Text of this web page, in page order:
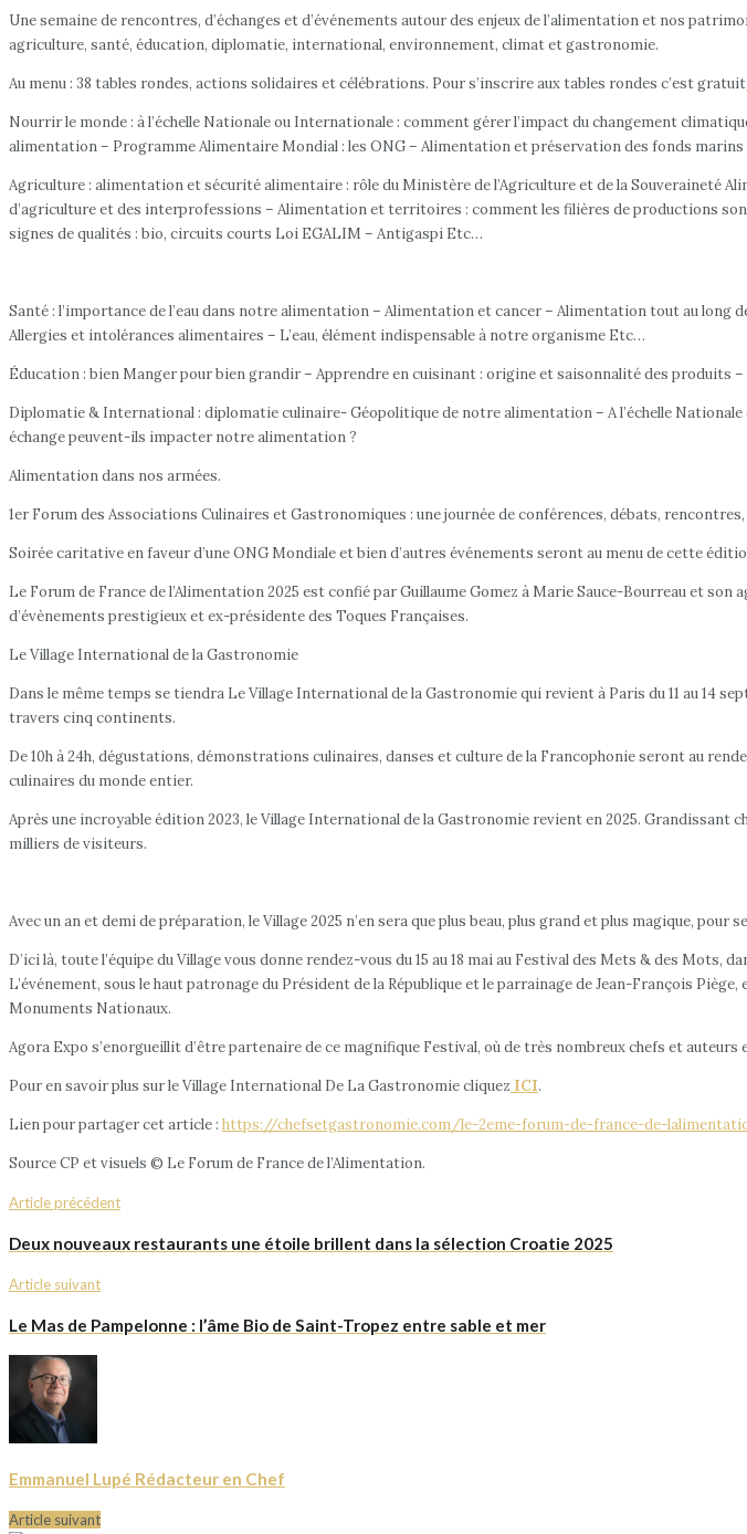
Une semaine de rencontres, d’échanges et d’événements autour des enjeux de l’alimentation et nos
agriculture, santé, éducation, diplomatie, international, environnement, climat et gastronomie.
Au menu : 38 tables rondes, actions solidaires et célébrations. Pour s’inscrire aux tables rondes c’est gratuit
Nourrir le monde : à l’échelle Nationale ou Internationale : comment gérer l’impact du changement
alimentation – Programme Alimentaire Mondial : les ONG – Alimentation et préservation des fonds marins
Agriculture : alimentation et sécurité alimentaire : rôle du Ministère de l’Agriculture et de la Souveraineté
d’agriculture et des interprofessions – Alimentation et territoires : comment les filières de productions
signes de qualités : bio, circuits courts Loi EGALIM – Antigaspi Etc…
Santé : l’importance de l’eau dans notre alimentation – Alimentation et cancer – Alimentation tout au long
Allergies et intolérances alimentaires – L’eau, élément indispensable à notre organisme Etc…
Éducation : bien Manger pour bien grandir – Apprendre en cuisinant : origine et saisonnalité des produits
Diplomatie & International : diplomatie culinaire- Géopolitique de notre alimentation – A l’échelle
échange peuvent-ils impacter notre alimentation ?
Alimentation dans nos armées.
1er Forum des Associations Culinaires et Gastronomiques : une journée de conférences, débats,
Soirée caritative en faveur d’une ONG Mondiale et bien d’autres événements seront au menu de cette
Le Forum de France de l’Alimentation 2025 est confié par Guillaume Gomez à Marie Sauce-Bourreau et
d’évènements prestigieux et ex-présidente des Toques Françaises.
Le Village International de la Gastronomie
Dans le même temps se tiendra Le Village International de la Gastronomie qui revient à Paris du 11 au 14
travers cinq continents.
De 10h à 24h, dégustations, démonstrations culinaires, danses et culture de la Francophonie seront au
culinaires du monde entier.
Après une incroyable édition 2023, le Village International de la Gastronomie revient en 2025. Grandissant
milliers de visiteurs.
Avec un an et demi de préparation, le Village 2025 n’en sera que plus beau, plus grand et plus magique,
D’ici là, toute l’équipe du Village vous donne rendez-vous du 15 au 18 mai au Festival des Mets & des
L’événement, sous le haut patronage du Président de la République et le parrainage de Jean-François
Monuments Nationaux.
Agora Expo s’enorgueillit d’être partenaire de ce magnifique Festival, où de très nombreux chefs et
Pour en savoir plus sur le Village International De La Gastronomie cliquez ICI.
Lien pour partager cet article : https://chefsetgastronomie.com/le-2eme-forum-de-france-de-
Source CP et visuels © Le Forum de France de l’Alimentation.
Article précédent
Deux nouveaux restaurants une étoile brillent dans la sélection Croatie 2025
Article suivant
Le Mas de Pampelonne : l’âme Bio de Saint-Tropez entre sable et mer
Emmanuel Lupé Rédacteur en Chef
Article suivant